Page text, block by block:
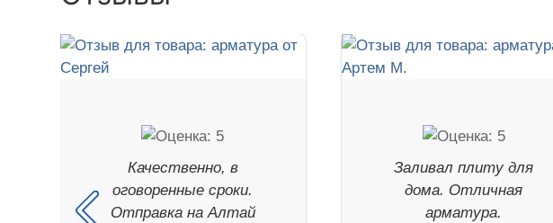
Качественно, в
оговоренные сроки.
Отправка на Алтай
Заливал плиту для
дома. Отличная
арматура.